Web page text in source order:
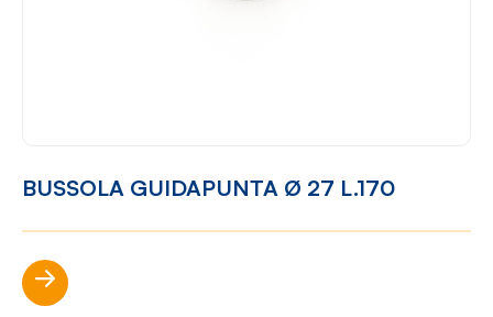
BUSSOLA GUIDAPUNTA Ø 27 L.170
Scopri di più